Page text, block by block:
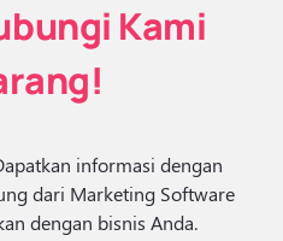
Kami
informasi dengan
dari Marketing Software
dengan bisnis Anda.